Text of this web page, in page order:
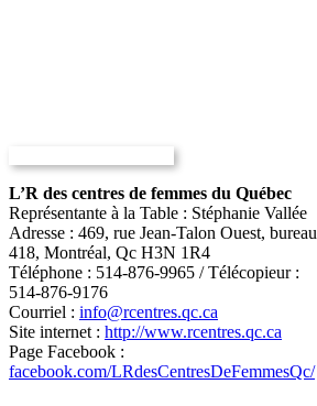
L’R des centres de femmes du Québec
Représentante à la Table : Stéphanie Vallée
Adresse : 469, rue Jean-Talon Ouest, bureau
418, Montréal, Qc H3N 1R4
Téléphone : 514-876-9965 / Télécopieur :
514-876-9176
Courriel : info@rcentres.qc.ca
Site internet : http://www.rcentres.qc.ca
Page Facebook :
facebook.com/LRdesCentresDeFemmesQc/